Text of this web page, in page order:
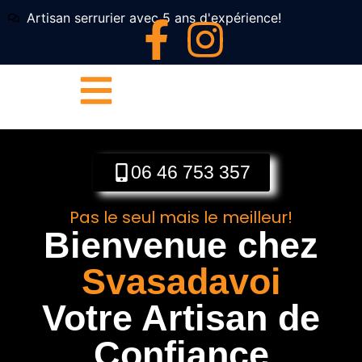
Artisan serrurier avec 5 ans d'expérience!
06 46 753 357
Pas le seul mais le meilleur!
Bienvenue chez
Svasadavoi
Votre Artisan de